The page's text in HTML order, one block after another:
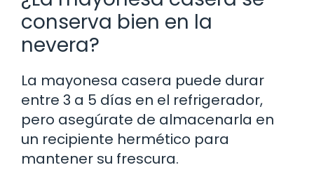
conserva bien en la
nevera?
La mayonesa casera puede durar
entre 3 a 5 días en el refrigerador,
pero asegúrate de almacenarla en
un recipiente hermético para
mantener su frescura.